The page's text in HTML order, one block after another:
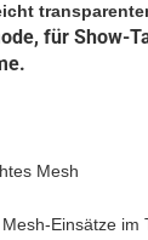
für Show-
Mesh
Einsätze im